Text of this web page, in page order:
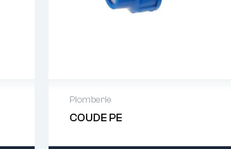
Plomberie
COUDE PE
Demande de devis : 01 64 88 93